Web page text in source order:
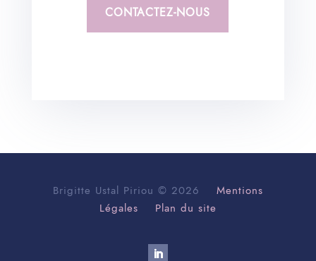
CONTACTEZ-NOUS
Brigitte Ustal Piriou © 2026 Mentions
Légales
Plan du site